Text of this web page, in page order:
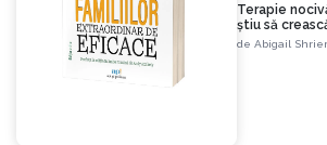
Terapie
știu să
de Abigail Shrier